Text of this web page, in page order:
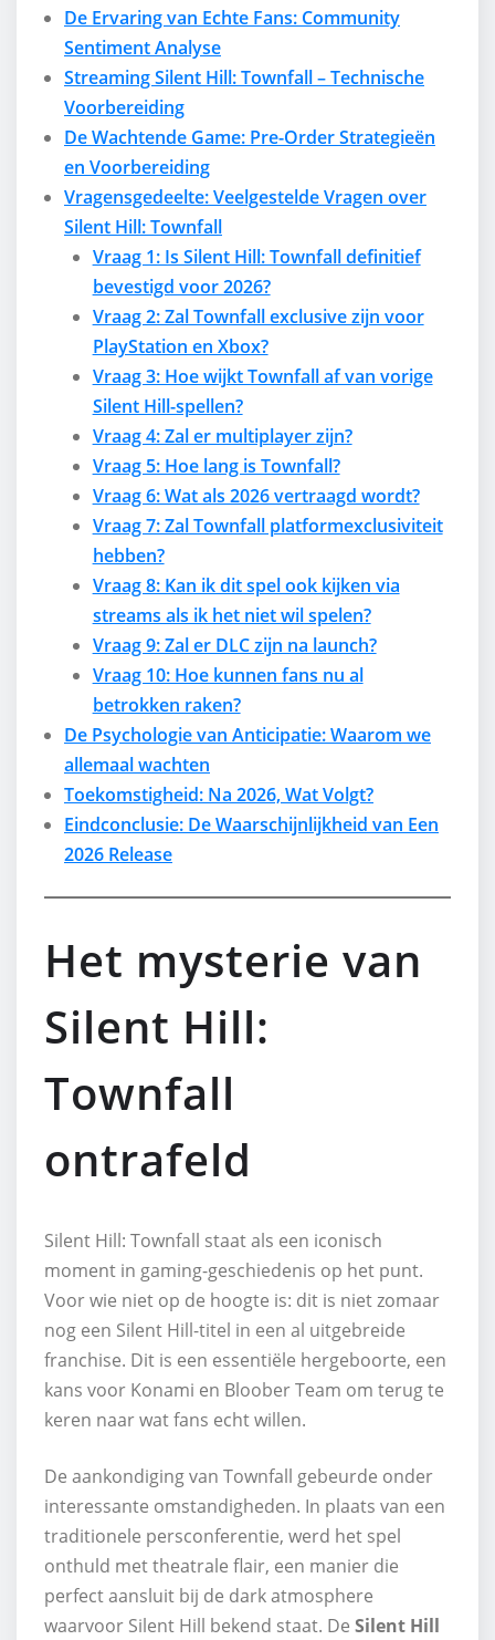
De Ervaring van Echte Fans: Community
Sentiment Analyse
Streaming Silent Hill: Townfall – Technische
Voorbereiding
De Wachtende Game: Pre-Order Strategieën
en Voorbereiding
Vragensgedeelte: Veelgestelde Vragen over
Silent Hill: Townfall
Vraag 1: Is Silent Hill: Townfall definitief
bevestigd voor 2026?
Vraag 2: Zal Townfall exclusive zijn voor
PlayStation en Xbox?
Vraag 3: Hoe wijkt Townfall af van vorige
Silent Hill-spellen?
Vraag 4: Zal er multiplayer zijn?
Vraag 5: Hoe lang is Townfall?
Vraag 6: Wat als 2026 vertraagd wordt?
Vraag 7: Zal Townfall platformexclusiviteit
hebben?
Vraag 8: Kan ik dit spel ook kijken via
streams als ik het niet wil spelen?
Vraag 9: Zal er DLC zijn na launch?
Vraag 10: Hoe kunnen fans nu al
betrokken raken?
De Psychologie van Anticipatie: Waarom we
allemaal wachten
Toekomstigheid: Na 2026, Wat Volgt?
Eindconclusie: De Waarschijnlijkheid van Een
2026 Release
Het mysterie van
Silent Hill:
Townfall
ontrafeld
Silent Hill: Townfall staat als een iconisch
moment in gaming-geschiedenis op het punt.
Voor wie niet op de hoogte is: dit is niet zomaar
nog een Silent Hill-titel in een al uitgebreide
franchise. Dit is een essentiële hergeboorte, een
kans voor Konami en Bloober Team om terug te
keren naar wat fans echt willen.
De aankondiging van Townfall gebeurde onder
interessante omstandigheden. In plaats van een
traditionele persconferentie, werd het spel
onthuld met theatrale flair, een manier die
perfect aansluit bij de dark atmosphere
waarvoor Silent Hill bekend staat. De Silent Hill